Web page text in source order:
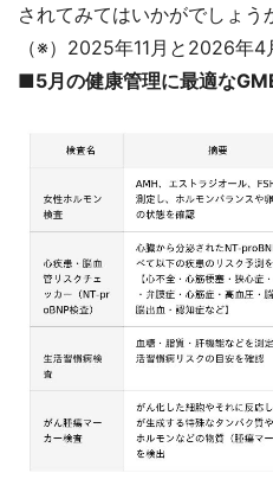
されてみてはいかがでしょう
（※）2025年11月と2026年
■5月の健康管理に最適な